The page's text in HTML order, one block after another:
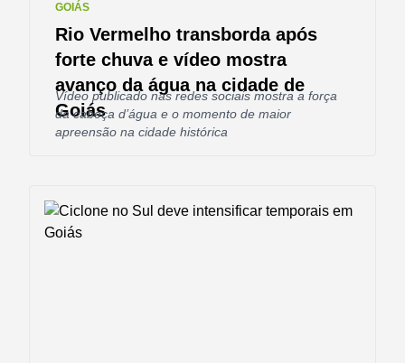
GOIÁS
Rio Vermelho transborda após
forte chuva e vídeo mostra
avanço da água na cidade de
Goiás
Vídeo publicado nas redes sociais mostra a força
da cabeça d’água e o momento de maior
apreensão na cidade histórica